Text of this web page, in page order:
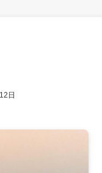
日